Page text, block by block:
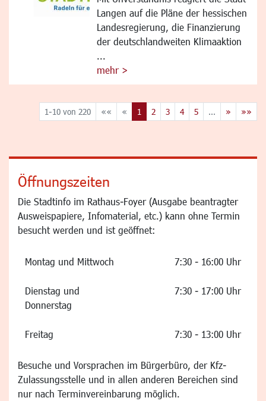
Langen auf die Pläne der hessischen
Landesregierung, die Finanzierung
der deutschlandweiten Klimaaktion
...
mehr >
1-10 von 220 «« « 1 2 3 4 5 ... » »»
Öffnungszeiten
Die Stadtinfo im Rathaus-Foyer (Ausgabe beantragter
Ausweispapiere, Infomaterial, etc.) kann ohne Termin
besucht werden und ist geöffnet:
Montag und Mittwoch 7:30 - 16:00 Uhr
Dienstag und
Donnerstag
7:30 - 17:00 Uhr
Freitag 7:30 - 13:00 Uhr
Besuche und Vorsprachen im Bürgerbüro, der Kfz-
Zulassungsstelle und in allen anderen Bereichen sind
nur nach Terminvereinbarung möglich.